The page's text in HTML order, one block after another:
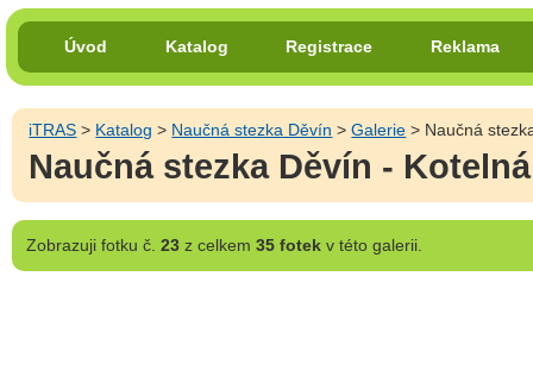
Úvod Katalog Registrace Reklama
iTRAS > Katalog > Naučná stezka Děvín >Galerie > Naučná
Naučná stezka Děvín - Kotelná
Zobrazujifotku č. 23z celkem 35 fotekv této galerii.